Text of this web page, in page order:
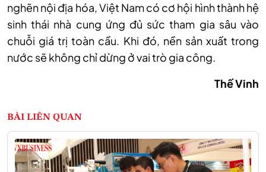
nghẽn nội địa hóa, Việt Nam có cơ hội hình thành hệ
sinh thái nhà cung ứng đủ sức tham gia sâu vào
chuỗi giá trị toàn cầu. Khi đó, nền sản xuất trong
nước sẽ không chỉ dừng ở vai trò gia công.
Thế Vinh
BÀI LIÊN QUAN